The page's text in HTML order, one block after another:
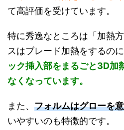
て高評価を受けています。
特に秀逸なところは「加熱
スはブレード加熱をするのに
ック挿入部をまるごと3D加
なくなっています。
また、 フォルムはグローを
いやすいのも特徴的です。